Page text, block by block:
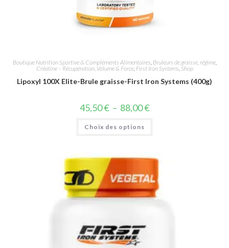
Boutique Nutrition Sportive & Compléments Alimentaires Bruleurs de graisse, régime,
Créatine – Récupération, Volume & Force, First Iron Systems Shop
Lipoxyl 100X Elite-Brule graisse-First Iron Systems (400g)
45,50€ – 88,00€
Choix des options